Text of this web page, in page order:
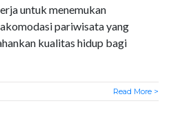
untuk menemukan
pariwisata yang
kualitas hidup bagi
Read More >